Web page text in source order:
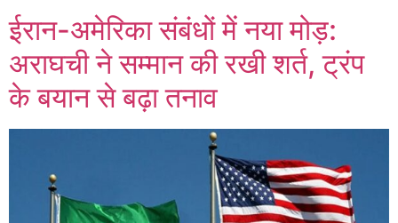
ईरान-अमेरिका संबंधों में नया मोड़:
अराघची ने सम्मान की रखी शर्त, ट्रंप
के बयान से बढ़ा तनाव